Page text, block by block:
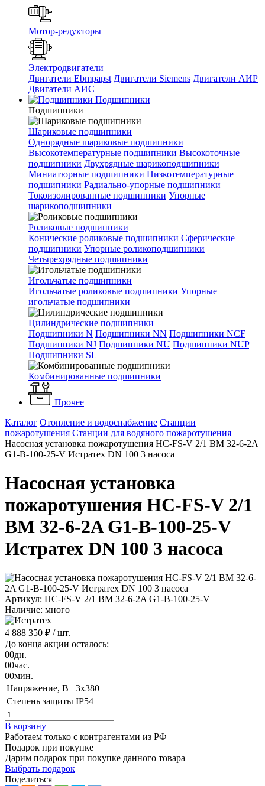
Мотор-редукторы
Электродвигатели
Двигатели Ebmpapst Двигатели Siemens Двигатели АИР
Двигатели АИС
Подшипники
Подшипники
Шариковые подшипники
Однорядные шариковые подшипники
Высокотемпературные подшипники Высокоточные
подшипники Двухрядные шарикоподшипники
Миниатюрные подшипники Низкотемпературные
подшипники Радиально-упорные подшипники
Токоизолированные подшипники Упорные
шарикоподшипники
Роликовые подшипники
Конические роликовые подшипники Сферические
подшипники Упорные роликоподшипники
Четырехрядные подшипники
Игольчатые подшипники
Игольчатые роликовые подшипники Упорные
игольчатые подшипники
Цилиндрические подшипники
Подшипники N Подшипники NN Подшипники NCF
Подшипники NJ Подшипники NU Подшипники NUP
Подшипники SL
Комбинированные подшипники
Прочее
Каталог Отопление и водоснабжение Станции
пожаротушения Станции для водяного пожаротушения
Насосная установка пожаротушения HC-FS-V 2/1 BM 32-6-2A
G1-B-100-25-V Истратех DN 100 3 насоса
Насосная установка
пожаротушения HC-FS-V 2/1
BM 32-6-2A G1-B-100-25-V
Истратех DN 100 3 насоса
Артикул: HC-FS-V 2/1 BM 32-6-2A G1-B-100-25-V
Наличие: много
4 888 350 ₽ / шт.
До конца акции осталось:
00дн.
00час.
00мин.
Напряжение, B
3x380
Степень защиты IP54
В корзину
Работаем только с контрагентами из РФ
Подарок при покупке
Дарим подарок при покупке данного товара
Выбрать подарок
Поделиться